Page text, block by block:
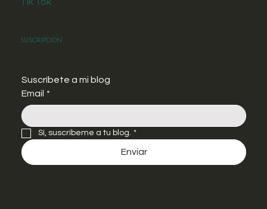
Tik Tok
Suscripción
Suscríbete a mi blog
Email *
Sí, suscríbeme a tu blog. *
Enviar